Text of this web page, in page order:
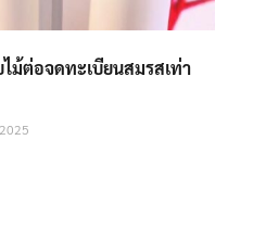
ม้ต่อจดทะเบียนสมรสเท่า